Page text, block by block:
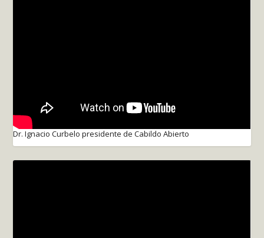
Dr. Ignacio Curbelo presidente de Cabildo Abierto